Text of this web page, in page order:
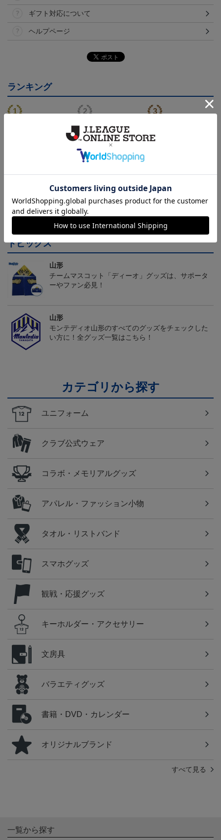
ギフト対応について
ヘルプページ
ランキング
モンテディオ山形 ピカ
チュウ タオルマフラー
2,500円
26/27オーセンティックユ
ニフォーム半袖（FP1st）
18,700円～23,760円
モンテディオ山形 ツン
2,500円
トピックス
山形
チームマスコット「ディーオ」グッズは、サポータ
ーやファン必見！
山形
モンテディオ山形のすべてのグッズをチェックした
い方に！全グッズ一覧はこちら！
カテゴリから探す
ユニフォーム
クラブ公式ウェア
コラボ・メモリアルグッズ
アパレル・ファッション小物
タオル・リストバンド
スマホグッズ
観戦・応援グッズ
キーホルダー・アクセサリー
文房具
バラエティグッズ
書籍・DVD・カレンダー
オリジナルブランド
すべて見る
一覧から探す